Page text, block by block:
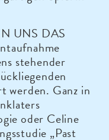
UNS DAS
stehender
werden. Ganz in
oder Celine
„Past